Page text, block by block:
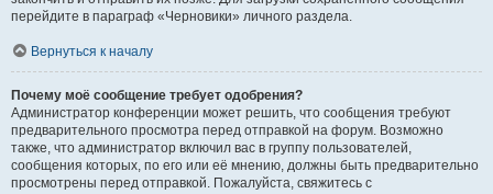
перейдите в параграф «Черновики» личного раздела.
Вернуться к началу
Почему моё сообщение требует одобрения?
Администратор конференции может решить, что сообщения требуют
предварительного просмотра перед отправкой на форум. Возможно
также, что администратор включил вас в группу пользователей,
сообщения которых, по его или её мнению, должны быть предварительно
просмотрены перед отправкой. Пожалуйста, свяжитесь с